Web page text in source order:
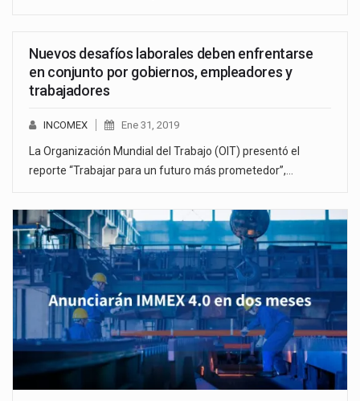
Nuevos desafíos laborales deben enfrentarse
en conjunto por gobiernos, empleadores y
trabajadores
INCOMEX Ene 31, 2019
La Organización Mundial del Trabajo (OIT) presentó el
reporte “Trabajar para un futuro más prometedor”,…